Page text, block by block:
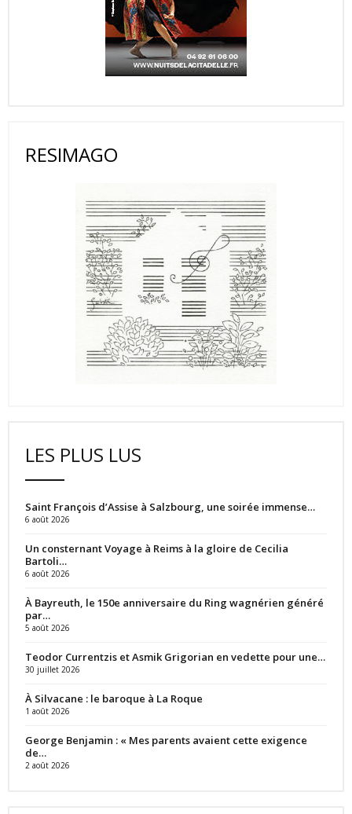
RESIMAGO
LES PLUS LUS
Saint François d’Assise à Salzbourg, une soirée immense…
6 août 2026
Un consternant Voyage à Reims à la gloire de Cecilia
Bartoli…
6 août 2026
À Bayreuth, le 150e anniversaire du Ring wagnérien généré
par…
5 août 2026
Teodor Currentzis et Asmik Grigorian en vedette pour une…
30 juillet 2026
À Silvacane : le baroque à La Roque
1 août 2026
George Benjamin : « Mes parents avaient cette exigence
de…
2 août 2026